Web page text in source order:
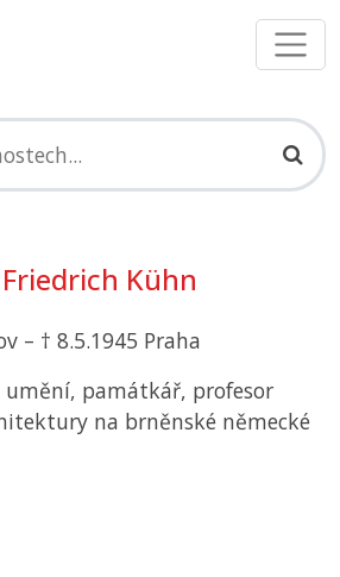
Kühn
– † 8.5.1945 Praha
památkář, profesor
na brněnské německé